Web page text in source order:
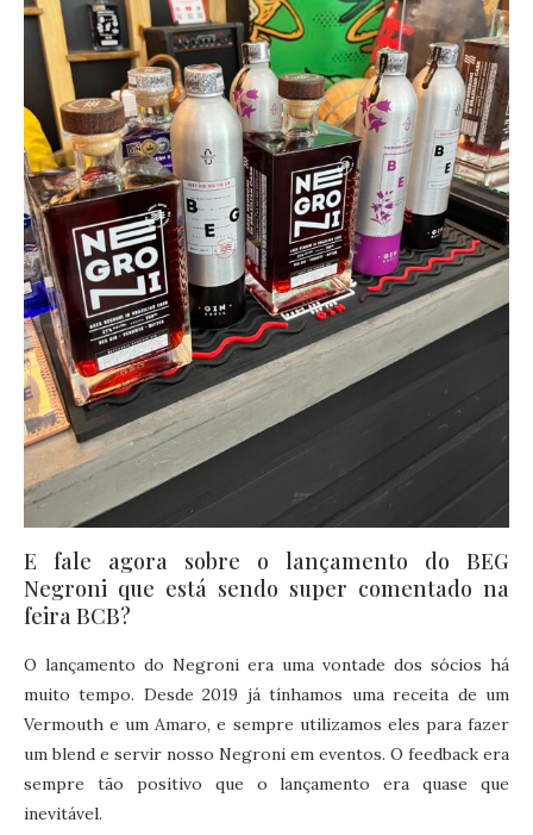
E fale agora sobre o lançamento do BEG
Negroni que está sendo super comentado na
feira BCB?
O lançamento do Negroni era uma vontade dos sócios há
muito tempo. Desde 2019 já tínhamos uma receita de um
Vermouth e um Amaro, e sempre utilizamos eles para fazer
um blend e servir nosso Negroni em eventos. O feedback era
sempre tão positivo que o lançamento era quase que
inevitável.